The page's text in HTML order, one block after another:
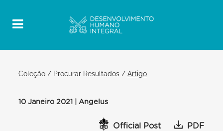
Coleção / Procurar Resultados /Artigo
10 Janeiro 2021 | Angelus
Official Post PDF